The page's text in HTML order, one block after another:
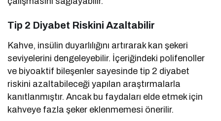
Tip 2 Diyabet Riskini Azaltabilir
Kahve, insülin duyarlılığını artırarak kan şekeri
seviyelerini dengeleyebilir. İçeriğindeki polifenoller
ve biyoaktif bileşenler sayesinde tip 2 diyabet
riskini azaltabileceği yapılan araştırmalarla
kanıtlanmıştır. Ancak bu faydaları elde etmek için
kahveye fazla şeker eklenmemesi önerilir.